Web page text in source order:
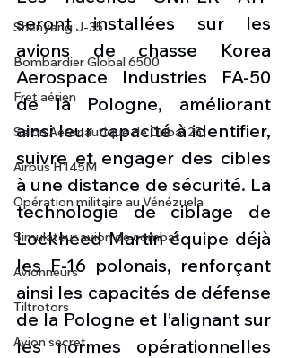
Shenyang J-35
Bombardier Global 6500
Fret aérien
Salon Aéronautique de Dubaï 25
Airbus H145M
Opération militaire au Vénézuela
Simulateur avion de combat
Avionneurs
Tiltrotors
Avion secret
seront installées sur les
avions de chasse Korea
Aerospace Industries FA-50
de la Pologne, améliorant
ainsi leur capacité à identifier,
suivre et engager des cibles
à une distance de sécurité. La
technologie de ciblage de
Lockheed Martin équipe déjà
les F-16 polonais, renforçant
ainsi les capacités de défense
de la Pologne et l’alignant sur
les normes opérationnelles